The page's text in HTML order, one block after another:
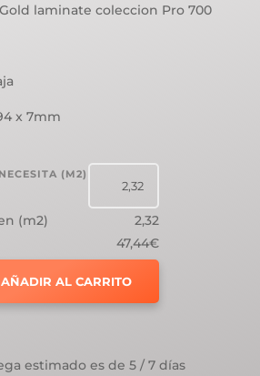
laminate coleccion Pro 700
x 7mm
(M2)
(m2)
2,32
47,44€
AÑADIR AL CARRITO
estimado es de 5 / 7 días